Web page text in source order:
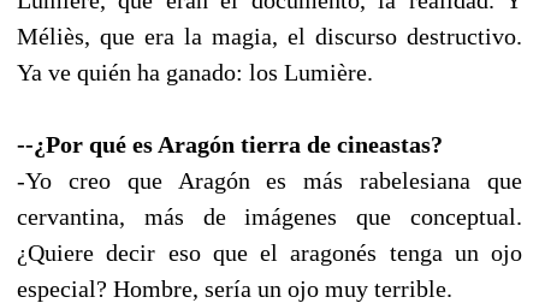
Méliès, que era la magia, el discurso destructivo.
Ya ve quién ha ganado: los Lumière.
--¿Por qué es Aragón tierra de cineastas?
-Yo creo que Aragón es más rabelesiana que
cervantina, más de imágenes que conceptual.
¿Quiere decir eso que el aragonés tenga un ojo
especial? Hombre, sería un ojo muy terrible.